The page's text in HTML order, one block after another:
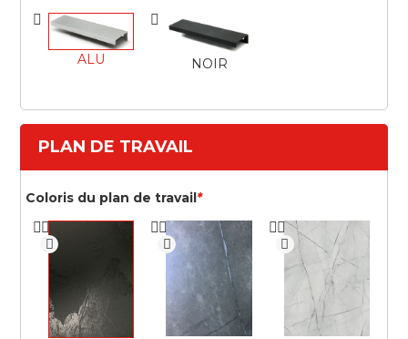
ALU NOIR
PLAN DE TRAVAIL
*
Coloris du plan de travail